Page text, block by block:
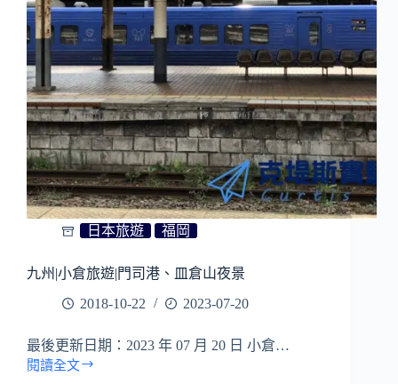
館
機
搭
巴
士
至
市
區
日本旅遊 福岡
九州|小倉旅遊|門司港、皿倉山夜景
2018-10-22
2023-07-20
最後更新日期：2023 年 07 月 20 日 小倉…
閱讀全文
九